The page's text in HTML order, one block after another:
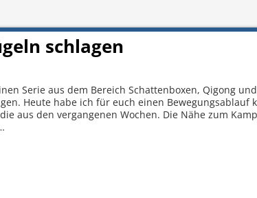
schlagen
Serie aus dem Bereich Schattenboxen, Qigong und
Heute habe ich für euch einen Bewegungsablauf
aus den vergangenen Wochen. Die Nähe zum